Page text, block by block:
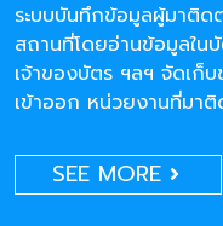
ระบบบันทึกข้อมูลผู้มาติ
สถานที่โดยอ่านข้อมูลใน
เจ้าของบัตร ฯลฯ จัดเก็
เข้าออก หน่วยงานที่มาติ
SEE MORE